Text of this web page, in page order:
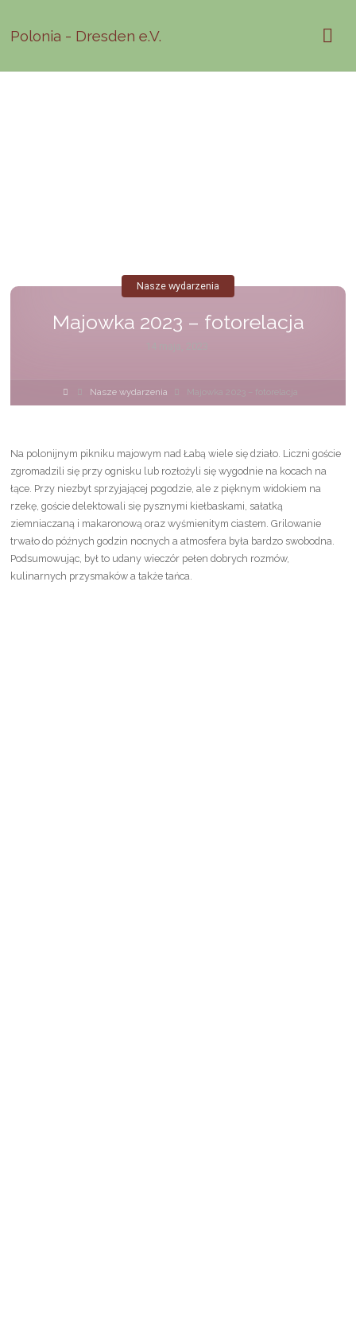
Polonia - Dresden e.V.
Majowka 2023 – fotorelacja
Nasze wydarzenia
Strona
główna
Nasze wydarzenia Majowka 2023 – fotorelacja
Na polonijnym pikniku majowym nad Łabą wiele się działo. Liczni goście
zgromadzili się przy ognisku lub rozłożyli się wygodnie na kocach na
łące. Przy niezbyt sprzyjającej pogodzie, ale z pięknym widokiem na
rzekę, goście delektowali się pysznymi kiełbaskami, sałatką
ziemniaczaną i makaronową oraz wyśmienitym ciastem. Grilowanie
trwało do późnych godzin nocnych a atmosfera była bardzo swobodna.
Podsumowując, był to udany wieczór pełen dobrych rozmów,
kulinarnych przysmaków a także tańca.